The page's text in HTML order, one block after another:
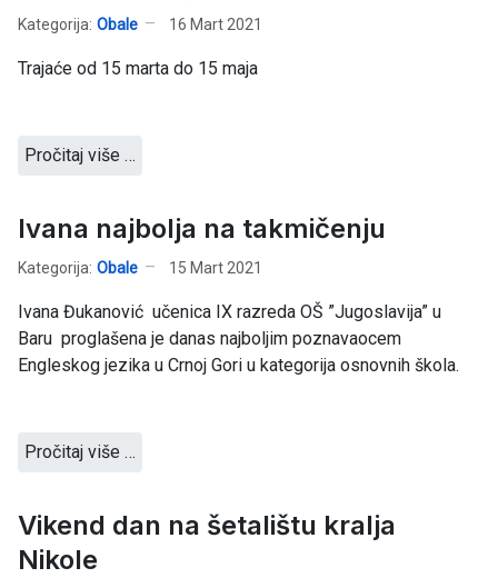
Kategorija: Obale 16 Mart 2021
Trajaće od 15 marta do 15 maja
Pročitaj više …
Ivana najbolja na takmičenju
Kategorija: Obale 15 Mart 2021
Ivana Đukanović učenica IX razreda OŠ ”Jugoslavija” u
Baru proglašena je danas najboljim poznavaocem
Engleskog jezika u Crnoj Gori u kategorija osnovnih škola.
Pročitaj više …
Vikend dan na šetalištu kralja
Nikole